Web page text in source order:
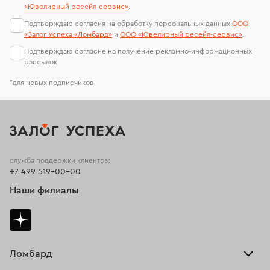
*для новых подписчиков
«Ювелирный ресейл-сервиc».
Подтверждаю согласия на обработку персональных данных ООО
«Залог Успеха «Ломбард» и ООО «Ювелирный ресейл-сервиc».
Подтверждаю согласие на получение рекламно-информационных
рассылок
Ломбард
служба поддержки клиентов:
+7 499 519-00-00
Наши филиалы